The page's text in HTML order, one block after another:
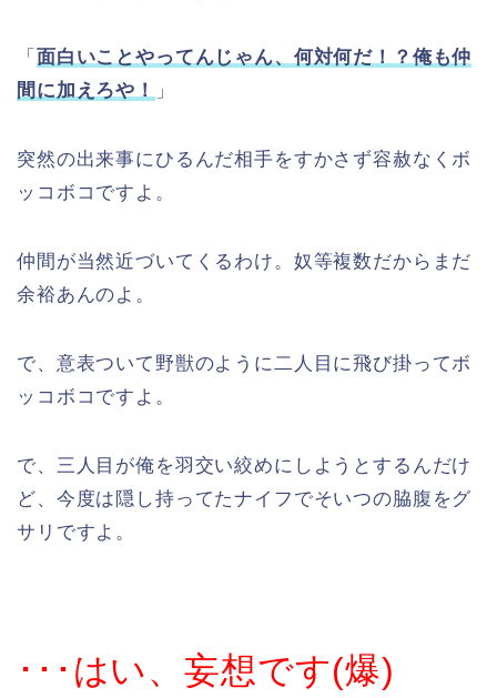
「 面白いことやってんじゃん、何対何だ！？俺も仲
間に加えろや！
」
突然の出来事にひるんだ相手をすかさず容赦なくボ
ッコボコですよ。
仲間が当然近づいてくるわけ。奴等複数だからまだ
余裕あんのよ。
で、意表ついて野獣のように二人目に飛び掛ってボ
ッコボコですよ。
で、三人目が俺を羽交い絞めにしようとするんだけ
ど、今度は隠し持ってたナイフでそいつの脇腹をグ
サリですよ。
･･･はい、妄想です(爆)